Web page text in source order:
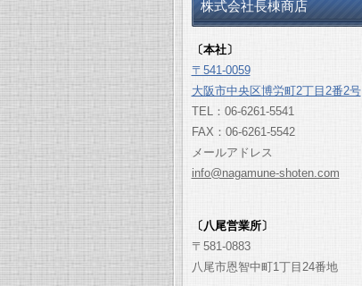
株式会社長棟商店
〔本社〕
〒541-0059
大阪市中央区博労町2丁目2番2号
TEL：06-6261-5541
FAX：06-6261-5542
メールアドレス
info@nagamune-shoten.com
〔八尾営業所〕
〒581-0883
八尾市恩智中町1丁目24番地